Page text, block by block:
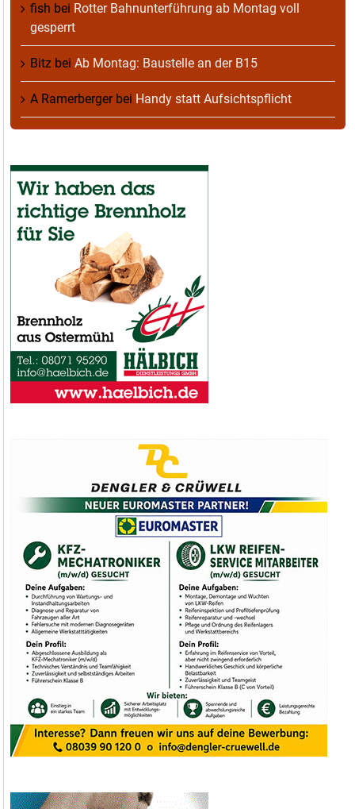
fish bei Rotter Bahnunterführung ab Montag voll
gesperrt
Bitz bei Ab Montag: Baustelle an der B15
A Ramerbergerbei Handy statt Aufsichtspflicht